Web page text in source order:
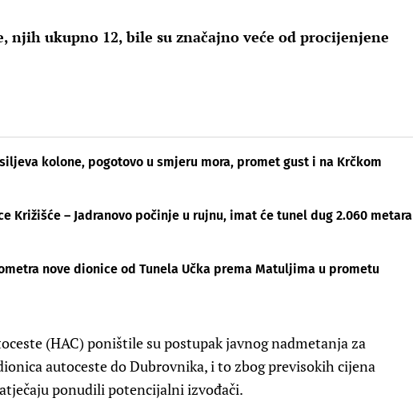
njih ukupno 12, bile su značajno veće od procijenjene
kolone, pogotovo u smjeru mora, promet gust i na Krčkom
Križišće – Jadranovo počinje u rujnu, imat će tunel dug 2.060 metara
nove dionice od Tunela Učka prema Matuljima u prometu
(HAC) poništile su postupak javnog nadmetanja za
autoceste do Dubrovnika, i to zbog previsokih cijena
ponudili potencijalni izvođači.